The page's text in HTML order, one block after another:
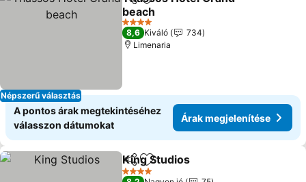
Népszerű választás
Megosztás
Hozzáadás a kedvencekhez
beach
4 Kategória
8,6 Kiváló
734
Limenaria
A pontos árak megtekintéséhez
válasszon dátumokat
Árak megjelenítése
Megosztás
Hozzáadás a kedvencekhez
King Studios
4 Kategória